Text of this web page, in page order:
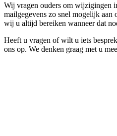
Wij vragen ouders om wijzigingen
mailgegevens zo snel mogelijk aan
wij u altijd bereiken wanneer dat
Heeft u vragen of wilt u iets
ons op. We denken graag met u